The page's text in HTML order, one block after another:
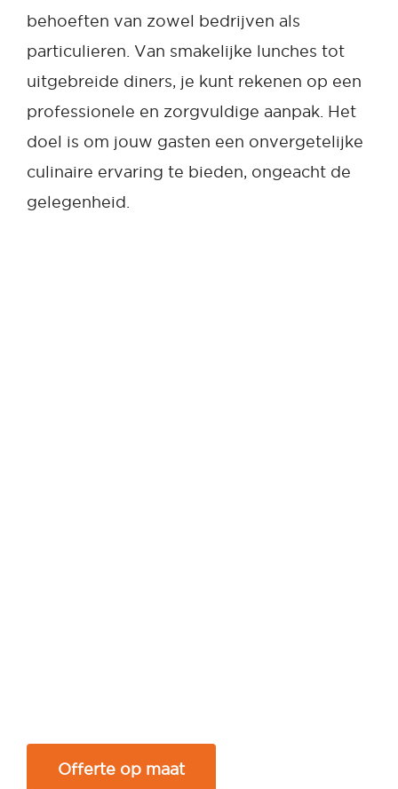
behoeften van zowel bedrijven als
particulieren. Van smakelijke lunches tot
uitgebreide diners, je kunt rekenen op een
professionele en zorgvuldige aanpak. Het
doel is om jouw gasten een onvergetelijke
culinaire ervaring te bieden, ongeacht de
gelegenheid.
Offerte op maat